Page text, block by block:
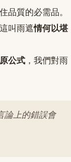
品質的必需品。
這叫雨遮情何以堪
公式 ，我們對雨
論上的錯誤會